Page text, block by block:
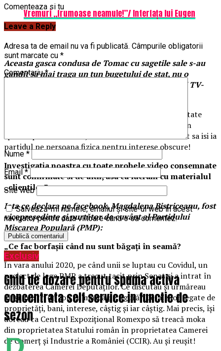
Vremuri ,,frumoase neamule!’’/ Interfața lui Eugen
Tomac
Aceasta gasca condusa de Tomac cu sagetile sale s-au
gandit sa mai traga un tun bugetului de stat, nu o
spunem doar noi ci si cateva ziare prestigioase si TV-
Sa incepem cu inceputul, acerstei gasti de criminalitate
econ omico-financiara organizata care se ascunde in
spatele partidului PMP, mai bine zis care au incercat sa isi ia
partidul pe persoana fizica pentru interese obscure!
Investigatia noastra cu toate probele video consemnate
sunt confirmate si de altii, asa ca lucram cu materialul
„clientilor”.
Iata ce declara pe facebook, Magdalena Bistriceanu, fost
vicepreședinte și purtător de cuvânt al Partidului
Mișcarea Populară (PMP):
„Ce fac borfașii când nu sunt băgați în seamă?
În vara anului 2020, pe când unii se luptau cu Covidul, un
proiect de lege PMP a trecut tacit prin Senat și a intrat în
dezbaterea Camerei Deputaților. Ce discutau și urmăreau
aleșii noștri de zor, cu masca pe figură? De-ale lor legate de
proprietăți, bani, interese, câștig și iar câștig. Mai precis, își
doreau ca Centrul Expozițional Romexpo să treacă moka
din proprietatea Statului român în proprietatea Camerei
de Comerț și Industrie a României (CCIR). Au și reușit!
Comenteaza si tu
Leave a Reply
Adresa ta de email nu va fi publicată. Câmpurile obligatorii
sunt marcate cu *
Comentariu*
Nume *
Email *
Site web
Salvează-mi numele, emailul și site-ul web în acest
navigator pentru data viitoare când o să comentez.
Exclusiv
Ghid de dozare pentru spuma activa
concentrata self service in functie de
sezon